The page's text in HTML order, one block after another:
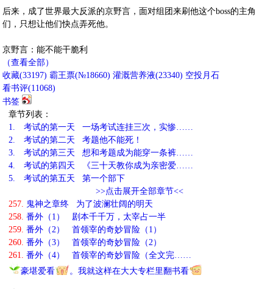
后来，成了世界最大反派的京野言，面对组团来刷他这个boss的主角
们，只想让他们快点弄死他。
京野言：能不能干脆利
（查看全部）
收藏(33197) 霸王票(№18660) 灌溉营养液(23340) 空投月石
看书评(11068)
书签
章节列表：
1.
考试的第一天 一场考试连挂三次，实惨……
2.
考试的第二天 考题他不能死！
3.
考试的第三天 想和考题成为能穿一条裤……
4.
考试的第四天 《三十天教你成为亲密爱……
5.
考试的第五天 第一个部下
>>点击展开全部章节<<
257. 鬼神之章终 为了波澜壮阔的明天
258. 番外（1） 剧本千千万，太宰占一半
259. 番外（2） 首领宰的奇妙冒险（1）
260. 番外（3） 首领宰的奇妙冒险（2）
261. 番外（4） 首领宰的奇妙冒险（全文完……
豪堪爱看
。我就这样在大大专栏里翻书看